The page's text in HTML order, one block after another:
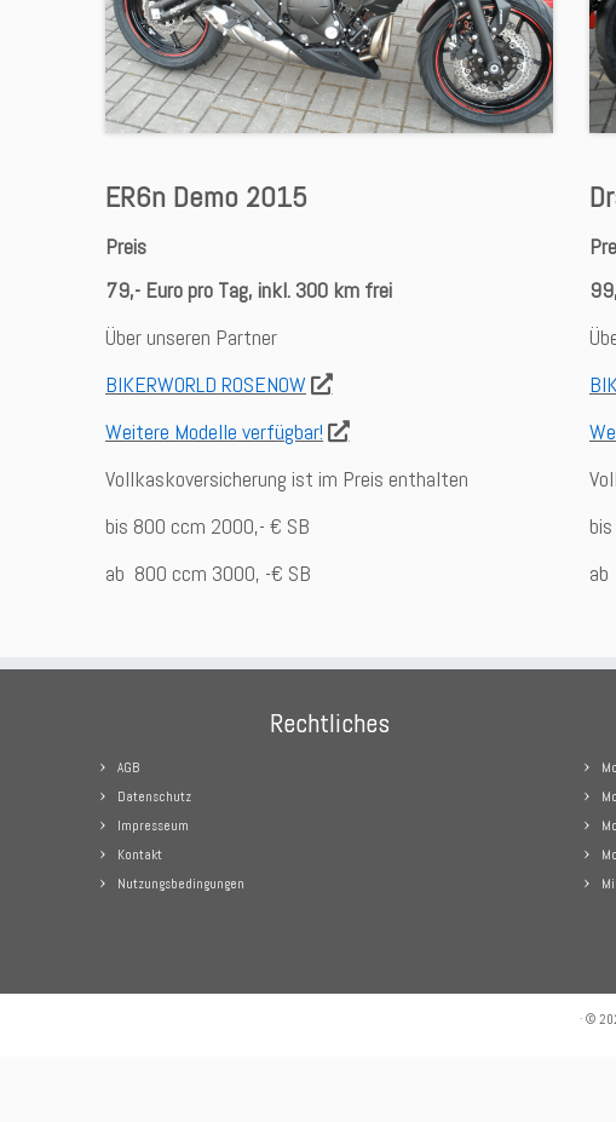
ER6n Demo 2015
Preis
79,- Euro pro Tag, inkl. 300 km frei
Über unseren Partner
BIKERWORLD ROSENOW
Weitere Modelle verfügbar!
Vollkaskoversicherung ist im Preis enthalten
bis 800 ccm 2000,- € SB
ab 800 ccm 3000, -€ SB
Rechtliches
AGB
Datenschutz
Impresseum
Kontakt
Nutzungsbedingungen
· ©